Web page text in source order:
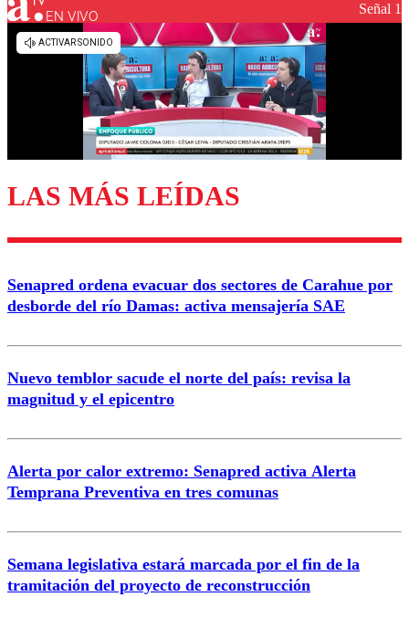
Los comentarios son moderados para garantizar un
diálogo respetuoso.
Enviar comentario
EN VIVO Señal 1
LAS MÁS LEÍDAS
Senapred ordena evacuar dos sectores de Carahue por
desborde del río Damas: activa mensajería SAE
Nuevo temblor sacude el norte del país: revisa la
magnitud y el epicentro
Alerta por calor extremo: Senapred activa Alerta
Temprana Preventiva en tres comunas
Semana legislativa estará marcada por el fin de la
tramitación del proyecto de reconstrucción